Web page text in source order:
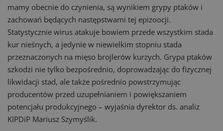
mamy obecnie do czynienia, są wynikiem grypy ptaków i
zachowań będących następstwami tej epizoocji.
Statystycznie wirus atakuje bowiem przede wszystkim stada
kur nieśnych, a jedynie w niewielkim stopniu stada
przeznaczonych na mięso brojlerów kurzych. Grypa ptaków
szkodzi nie tylko bezpośrednio, doprowadzając do fizycznej
likwidacji stad, ale także pośrednio powstrzymując
producentów przed uzupełnianiem i powiększaniem
potencjału produkcyjnego – wyjaśnia dyrektor ds. analiz
KIPDiP Mariusz Szymyślik.